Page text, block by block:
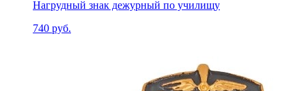
Нагрудный знак дежурный по училищу
740 руб.